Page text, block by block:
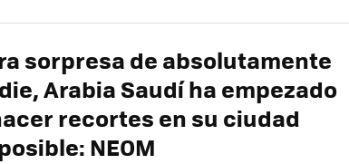
sorpresa de absolutamente
Arabia Saudí ha empezado
recortes en su ciudad
NEOM